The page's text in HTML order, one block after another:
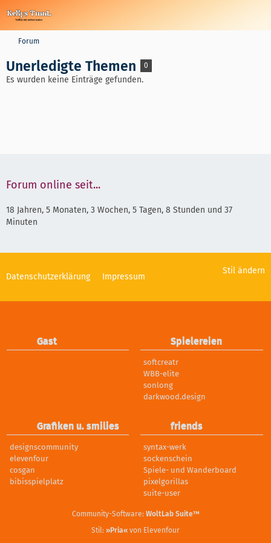
Forum
Unerledigte Themen 0
Es wurden keine Einträge gefunden.
Forum online seit...
18 Jahren, 5 Monaten, 3 Wochen, 5 Tagen, 8 Stunden und 37
Minuten
Stil ändern
Datenschutzerklärung Impressum
Gast Spielereien
softcreatr
WBB-elite
sonlong
darkwood.design
Grafiken u. smilies
designscommunity
elevenfour
cosgan
bibisspielplatz
friends
syntax-werk
sockenschein
Spiele- und Wanderboard
pixelgorillas
suite-user
Community-Software: WoltLab Suite™
Stil: »Pria« von Elevenfour